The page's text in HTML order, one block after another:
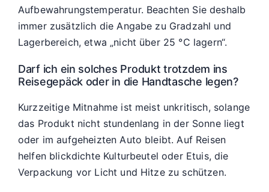
Aufbewahrungstemperatur. Beachten Sie deshalb
immer zusätzlich die Angabe zu Gradzahl und
Lagerbereich, etwa „nicht über 25 °C lagern“.
Darf ich ein solches Produkt trotzdem ins
Reisegepäck oder in die Handtasche legen?
Kurzzeitige Mitnahme ist meist unkritisch, solange
das Produkt nicht stundenlang in der Sonne liegt
oder im aufgeheizten Auto bleibt. Auf Reisen
helfen blickdichte Kulturbeutel oder Etuis, die
Verpackung vor Licht und Hitze zu schützen.